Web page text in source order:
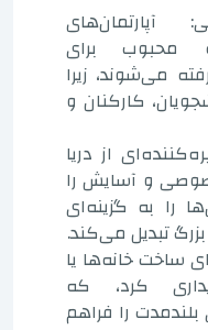
آپارتمان‌های
محبوب برای
می‌شوند، زیرا
کارکنان و
از دریا
و آسایش را
را به گزینه‌ای
تبدیل می‌کند.
ساخت خانه‌ها یا
کرد، که
را فراهم